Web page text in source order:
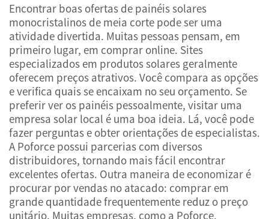
Encontrar boas ofertas de painéis solares
monocristalinos de meia corte pode ser uma
atividade divertida. Muitas pessoas pensam, em
primeiro lugar, em comprar online. Sites
especializados em produtos solares geralmente
oferecem preços atrativos. Você compara as opções
e verifica quais se encaixam no seu orçamento. Se
preferir ver os painéis pessoalmente, visitar uma
empresa solar local é uma boa ideia. Lá, você pode
fazer perguntas e obter orientações de especialistas.
A Poforce possui parcerias com diversos
distribuidores, tornando mais fácil encontrar
excelentes ofertas. Outra maneira de economizar é
procurar por vendas no atacado: comprar em
grande quantidade frequentemente reduz o preço
unitário. Muitas empresas, como a Poforce,